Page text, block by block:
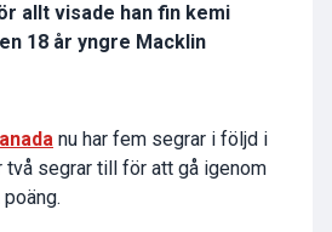
allt visade han fin kemi
18 år yngre Macklin
nu har fem segrar i följd i
två segrar till för att gå igenom